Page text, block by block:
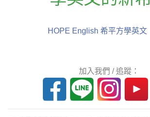
HOPE English 希平方學英文
加入我們 / 追蹤：